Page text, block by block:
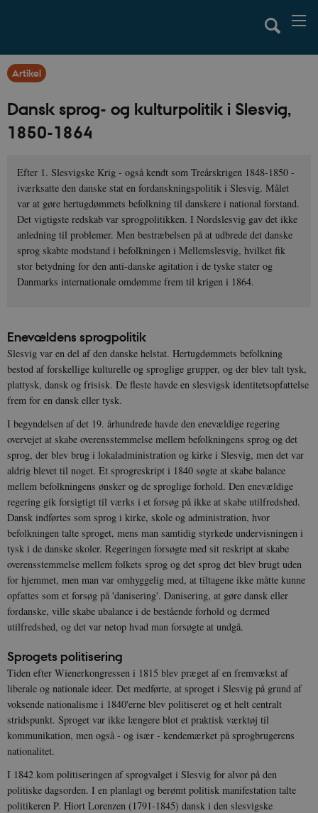
Artikel
Dansk sprog- og kulturpolitik i Slesvig,
1850-1864
Efter 1. Slesvigske Krig - også kendt som Treårskrigen 1848-1850 -
iværksatte den danske stat en fordanskningspolitik i Slesvig. Målet
var at gøre hertugdømmets befolkning til danskere i national forstand.
Det vigtigste redskab var sprogpolitikken. I Nordslesvig gav det ikke
anledning til problemer. Men bestræbelsen på at udbrede det danske
sprog skabte modstand i befolkningen i Mellemslesvig, hvilket fik
stor betydning for den anti-danske agitation i de tyske stater og
Danmarks internationale omdømme frem til krigen i 1864.
Enevældens sprogpolitik
Slesvig var en del af den danske helstat. Hertugdømmets befolkning
bestod af forskellige kulturelle og sproglige grupper, og der blev talt tysk,
plattysk, dansk og frisisk. De fleste havde en slesvigsk identitetsopfattelse
frem for en dansk eller tysk.
I begyndelsen af det 19. århundrede havde den enevældige regering
overvejet at skabe overensstemmelse mellem befolkningens sprog og det
sprog, der blev brug i lokaladministration og kirke i Slesvig, men det var
aldrig blevet til noget. Et sprogreskript i 1840 søgte at skabe balance
mellem befolkningens ønsker og de sproglige forhold. Den enevældige
regering gik forsigtigt til værks i et forsøg på ikke at skabe utilfredshed.
Dansk indførtes som sprog i kirke, skole og administration, hvor
befolkningen talte sproget, mens man samtidig styrkede undervisningen i
tysk i de danske skoler. Regeringen forsøgte med sit reskript at skabe
overensstemmelse mellem folkets sprog og det sprog det blev brugt uden
for hjemmet, men man var omhyggelig med, at tiltagene ikke måtte kunne
opfattes som et forsøg på 'danisering'. Danisering, at gøre dansk eller
fordanske, ville skabe ubalance i de bestående forhold og dermed
utilfredshed, og det var netop hvad man forsøgte at undgå.
Sprogets politisering
Tiden efter Wienerkongressen i 1815 blev præget af en fremvækst af
liberale og nationale ideer. Det medførte, at sproget i Slesvig på grund af
voksende nationalisme i 1840'erne blev politiseret og et helt centralt
stridspunkt. Sproget var ikke længere blot et praktisk værktøj til
kommunikation, men også - og især - kendemærket på sprogbrugerens
nationalitet.
I 1842 kom politiseringen af sprogvalget i Slesvig for alvor på den
politiske dagsorden. I en planlagt og berømt politisk manifestation talte
politikeren P. Hiort Lorenzen (1791-1845) dansk i den slesvigske